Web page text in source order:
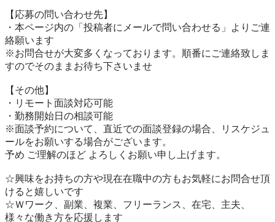
【応募の問い合わせ先】
・本ページ内の「投稿者にメールで問い合わせる」よりご連
絡願います
※お問合せが大変多くなっております。順番にご連絡致しま
すのでそのままお待ち下さいませ
【その他】
・リモート面談対応可能
・勤務開始日の相談可能
※面談予約について、直近での面談登録の場合、リスケジュ
ールをお願いする場合がございます。
予め ご理解のほど よろしくお願い申し上げます。
☆興味をお持ちの方や現在在職中の方もお気軽にお問合せ頂
けると嬉しいです
☆Ｗワーク、副業、複業、フリーランス、在宅、主夫、
様々な働き方を応援します